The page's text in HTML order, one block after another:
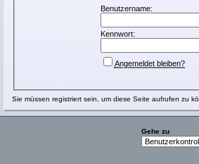
Benutzername:
Kennwort:
Angemeldet bleiben?
Sie müssen registriert sein, um diese Seite aufrufen zu
Gehe zu